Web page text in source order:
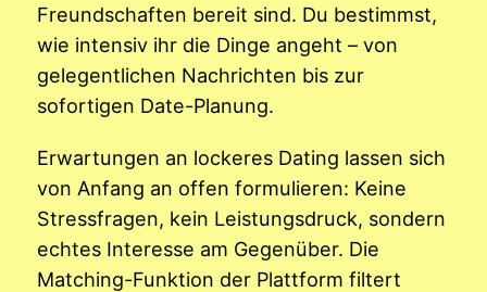
Freundschaften bereit sind. Du bestimmst,
wie intensiv ihr die Dinge angeht – von
gelegentlichen Nachrichten bis zur
sofortigen Date-Planung.
Erwartungen an lockeres Dating lassen sich
von Anfang an offen formulieren: Keine
Stressfragen, kein Leistungsdruck, sondern
echtes Interesse am Gegenüber. Die
Matching-Funktion der Plattform filtert